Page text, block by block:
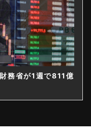
務省が1週で811億